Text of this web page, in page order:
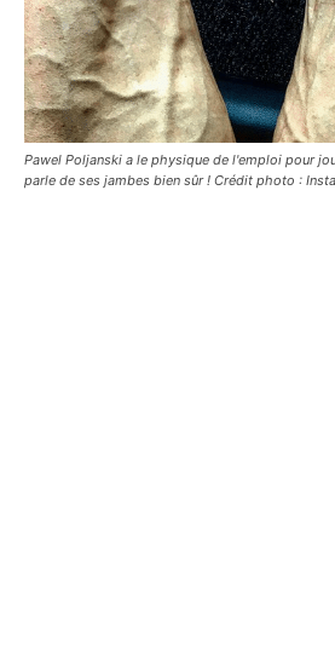
Pawel Poljanski a le physique de l'emploi pour
parle de ses jambes bien sûr ! Crédit photo :